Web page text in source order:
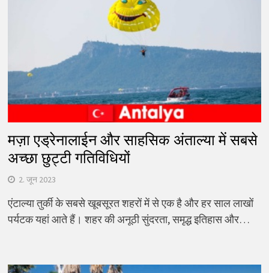
मज़ा एड्रेनालाईन और साहसिक अंताल्या में सबसे
अच्छा छुट्टी गतिविधियों
2. जून 2023
एंटाल्या तुर्की के सबसे खूबसूरत शहरों में से एक है और हर साल लाखों
पर्यटक यहां आते हैं। शहर की अनूठी सुंदरता, समृद्ध इतिहास और…